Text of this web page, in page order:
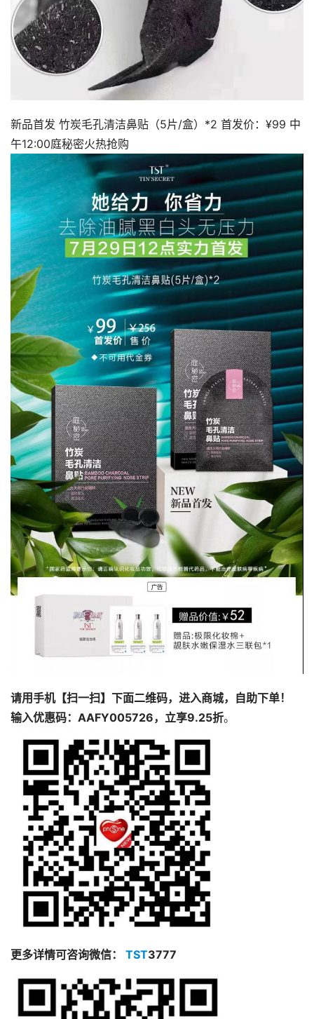
新品首发 竹炭毛孔清洁鼻贴（5片/盒）*2 首发价：¥99 中
午12:00庭秘密火热抢购
请用手机【扫一扫】下面二维码，进入商城，自助下单！
输入优惠码：AAFY005726，立享9.25折。
更多详情可咨询微信： TST3777